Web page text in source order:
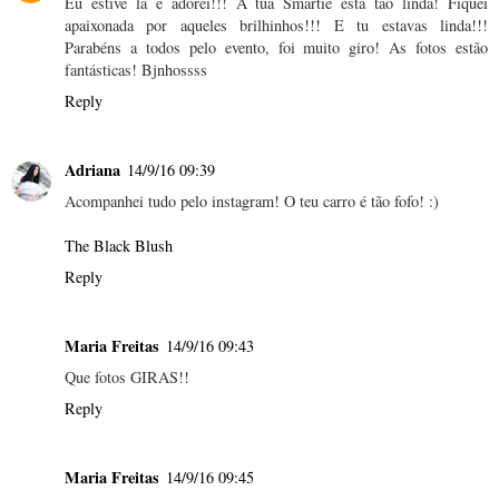
apaixonada por aqueles brilhinhos!!! E tu estavas linda!!!
Parabéns a todos pelo evento, foi muito giro! As fotos estão
fantásticas! Bjnhossss
Reply
Adriana 14/9/16 09:39
Acompanhei tudo pelo instagram! O teu carro é tão fofo! :)
The Black Blush
Reply
Maria Freitas 14/9/16 09:43
Que fotos GIRAS!!
Reply
Maria Freitas 14/9/16 09:45